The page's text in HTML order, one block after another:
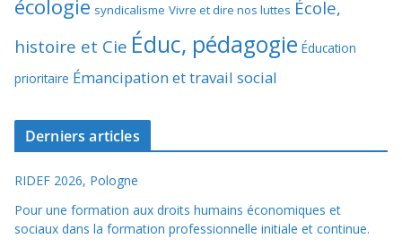
écologie syndicalisme Vivre et dire nos luttes École,
histoire et Cie Éduc, pédagogie Éducation
prioritaire Émancipation et travail social
Derniers articles
RIDEF 2026, Pologne
Pour une formation aux droits humains économiques et
sociaux dans la formation professionnelle initiale et continue.